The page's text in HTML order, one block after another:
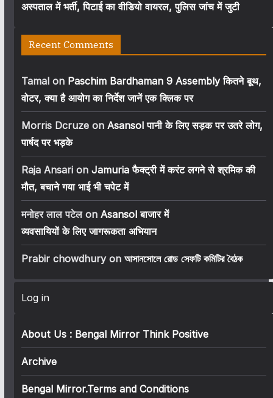
अस्पताल में भर्ती, पिटाई का वीडियो वायरल, पुलिस जांच में जुटी
Recent Comments
Tamalon Paschim Bardhaman 9 Assembly कितने बूथ,
वोटर, क्या है आयोग का निर्देश जानें एक क्लिक पर
Morris Dcruzeon Asansol पानी के लिए सड़क पर उतरे लोग,
पार्षद पर भड़के
Raja Ansarion Jamuria फैक्ट्री में करंट लगने से श्रमिक की
मौत, बचाने गया भाई भी चपेट में
मनोहर लाल पटेलon Asansol बाजार में
व्यवसायियों के लिए जागरूकता अभियान
Prabir chowdhuryon আসানসোলে রোড সেফটি কমিটির বৈঠক
Log in
About Us : Bengal Mirror Think Positive
Archive
Bengal Mirror.Terms and Conditions